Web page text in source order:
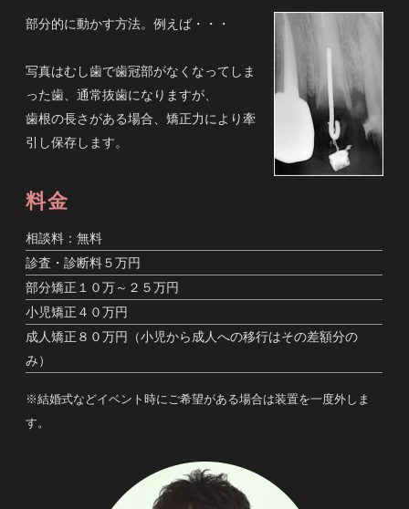
部分的に動かす方法。例えば・・・
写真はむし歯で歯冠部がなくなってしま
った歯、通常抜歯になりますが、
歯根の長さがある場合、矯正力により牽
引し保存します。
料金
相談料：無料
診査・診断料５万円
部分矯正１０万～２５万円
小児矯正４０万円
成人矯正８０万円（小児から成人への移行はその差額分の
み）
※結婚式などイベント時にご希望がある場合は装置を一度外しま
す。